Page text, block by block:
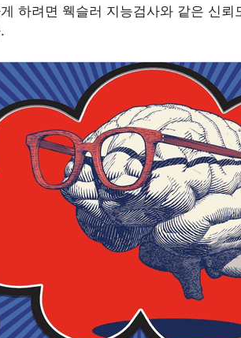
하려면 웩슬러 지능검사와 같은 신뢰